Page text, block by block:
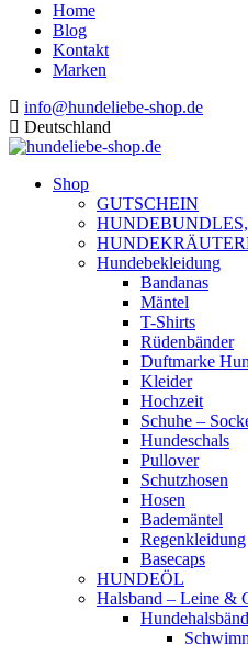
Home
Blog
Kontakt
Marken
info@hundeliebe-shop.de
Deutschland
Shop
GUTSCHEIN
Hundebekleidung
Bandanas
Mäntel
T-Shirts
Rüdenbänder
Duftmarke
Kleider
Hochzeit
Schuhe –
Hundeschals
Pullover
Schutzhosen
Hosen
Bademäntel
Regenkleidung
Basecaps
HUNDEÖL
Halsband – Leine &